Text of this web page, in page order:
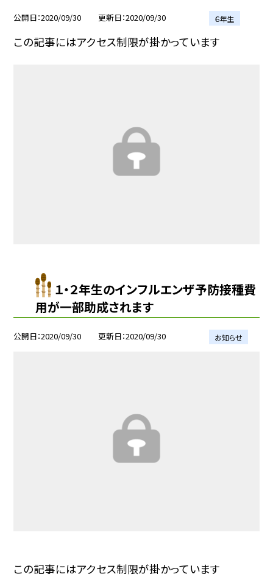
公開日 2020/09/30 更新日 2020/09/30 ６年生
この記事にはアクセス制限が掛かっています
１・２年生のインフルエンザ予防接種費
用が一部助成されます
公開日 2020/09/30 更新日 2020/09/30 お知らせ
この記事にはアクセス制限が掛かっています